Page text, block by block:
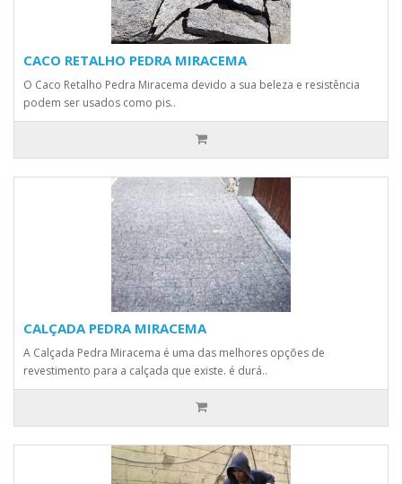
CACO RETALHO PEDRA MIRACEMA
O Caco Retalho Pedra Miracema devido a sua beleza e resistência
podem ser usados como pis..
CALÇADA PEDRA MIRACEMA
A Calçada Pedra Miracema é uma das melhores opções de
revestimento para a calçada que existe. é durá..